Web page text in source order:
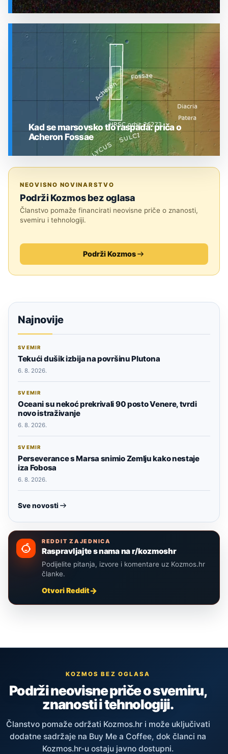
Kad se marsovsko tlo raspada: priča o
Acheron Fossae
NEOVISNO NOVINARSTVO
Podrži Kozmos bez oglasa
Članstvo pomaže financirati neovisne priče o znanosti,
svemiru i tehnologiji.
Podrži Kozmos
Najnovije
SVEMIR
Tekući dušik izbija na površinu Plutona
6. 8. 2026.
SVEMIR
Oceani su nekoć prekrivali 90 posto Venere, tvrdi
novo istraživanje
6. 8. 2026.
SVEMIR
Perseverance s Marsa snimio Zemlju kako nestaje
iza Fobosa
6. 8. 2026.
Sve novosti
REDDIT ZAJEDNICA
Raspravljajte s nama na r/kozmoshr
Podijelite pitanja, izvore i komentare uz Kozmos.hr
članke.
Otvori Reddit
KOZMOS BEZ OGLASA
Podrži neovisne priče o svemiru,
znanosti i tehnologiji.
Članstvo pomaže održati Kozmos.hr i može uključivati
dodatne sadržaje na Buy Me a Coffee, dok članci na
Kozmos.hr-u ostaju javno dostupni.